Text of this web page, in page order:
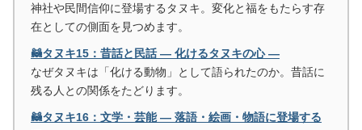
神社や民間信仰に登場するタヌキ。変化と福をもたらす存
在としての側面を見つめます。
🦝タヌキ15：昔話と民話 ― 化けるタヌキの心 ―
なぜタヌキは「化ける動物」として語られたのか。昔話に
残る人との関係をたどります。
🦝タヌキ16：文学・芸能 ― 落語・絵画・物語に登場する